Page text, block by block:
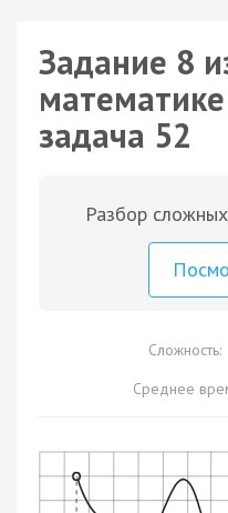
Задание 8
задача 52
Разбор
Сложность:
Среднее